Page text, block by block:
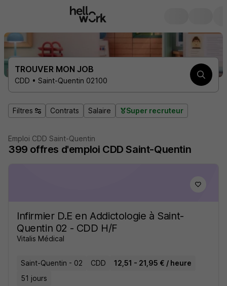
TROUVER MON JOB
CDD • Saint-Quentin 02100
Filtres Contrats Salaire Super recruteur
Emploi CDD Saint-Quentin
399 offres d'emploi CDD Saint-Quentin
Infirmier D.E en Addictologie à Saint-
Quentin 02 - CDD H/F
Vitalis Médical
Saint-Quentin - 02 CDD
12,51 - 21,95 € / heure
51 jours